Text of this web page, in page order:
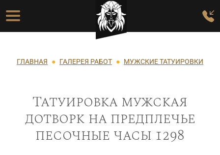
Перейти к основному содержанию
Основная навигация
Строка навигации
ГЛАВНАЯ ГАЛЕРЕЯ РАБОТ МУЖСКИЕ ТАТУИРОВКИ
Татуировка мужская
дотворк на предплечье
песочные часы 1298